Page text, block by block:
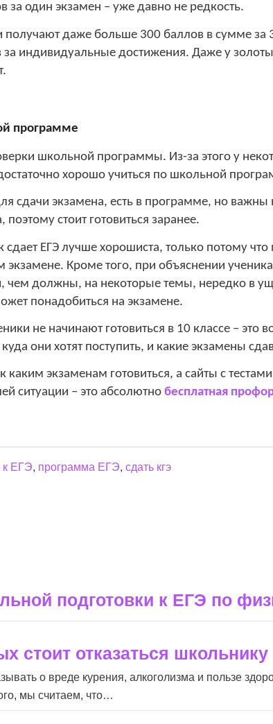
один экзамен – уже давно не редкость.
получают даже больше 300 баллов в сумме за
индивидуальные достижения. Даже у
программе
школьной программы. Из-за этого у
хорошо учиться по школьной
сдачи экзамена, есть в программе, но важны
стоит готовиться заранее.
сдает ЕГЭ лучше хорошиста, только потому
экзамене. Кроме того, при объяснении
чем должны, на некоторые темы, нередко в
понадобиться на экзамене.
не начинают готовиться в 10 классе – это
они хотят поступить, и какие экзамены
экзаменам готовиться, а сайты с
ситуации – это абсолютно бесплатная
к ЕГЭ, программа ЕГЭ, сдать кгэ
подготовки к ЕГЭ по
стоит отказаться школьнику
о вреде курения, алкоголизма и пользе
мы считаем, что…